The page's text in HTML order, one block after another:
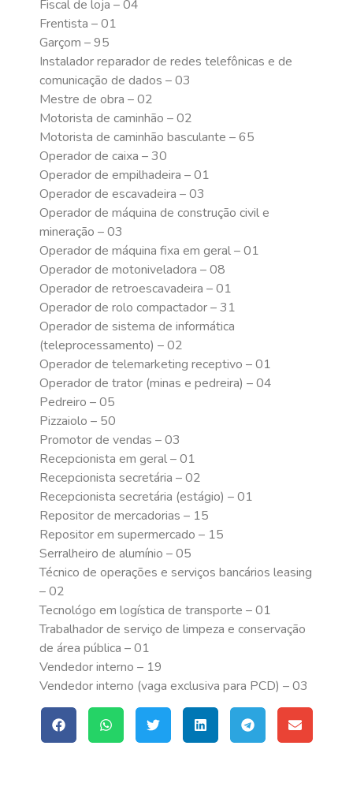
Fiscal de loja – 04
Frentista – 01
Garçom – 95
Instalador reparador de redes telefônicas e de
comunicação de dados – 03
Mestre de obra – 02
Motorista de caminhão – 02
Motorista de caminhão basculante – 65
Operador de caixa – 30
Operador de empilhadeira – 01
Operador de escavadeira – 03
Operador de máquina de construção civil e
mineração – 03
Operador de máquina fixa em geral – 01
Operador de motoniveladora – 08
Operador de retroescavadeira – 01
Operador de rolo compactador – 31
Operador de sistema de informática
(teleprocessamento) – 02
Operador de telemarketing receptivo – 01
Operador de trator (minas e pedreira) – 04
Pedreiro – 05
Pizzaiolo – 50
Promotor de vendas – 03
Recepcionista em geral – 01
Recepcionista secretária – 02
Recepcionista secretária (estágio) – 01
Repositor de mercadorias – 15
Repositor em supermercado – 15
Serralheiro de alumínio – 05
Técnico de operações e serviços bancários leasing
– 02
Tecnológo em logística de transporte – 01
Trabalhador de serviço de limpeza e conservação
de área pública – 01
Vendedor interno – 19
Vendedor interno (vaga exclusiva para PCD) – 03